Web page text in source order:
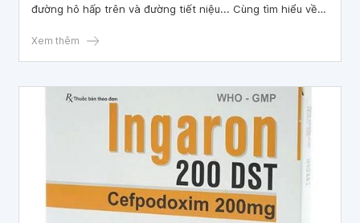
đường hô hấp trên và đường tiết niệu... Cùng tìm hiểu về
viết sau đây.
Xem thêm